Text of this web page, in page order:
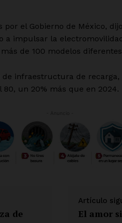
por el Gobierno de México,
a impulsar la
de 100 modelos
infraestructura de
un 20% más que en 2024.
de
Artículo
El amor